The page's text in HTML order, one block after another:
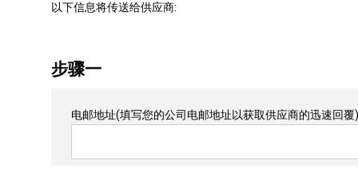
以下信息将传送给供应商:
步骤一
电邮地址(填写您的公司电邮地址以获取供应商的迅速回覆)